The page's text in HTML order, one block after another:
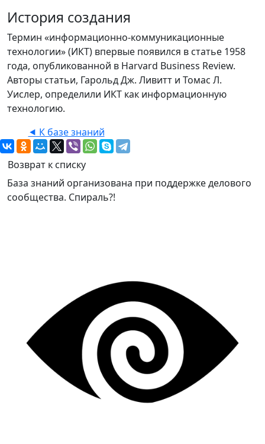
История создания
Термин «информационно-коммуникационные
технологии» (ИКТ) впервые появился в статье 1958
года, опубликованной в Harvard Business Review.
Авторы статьи, Гарольд Дж. Ливитт и Томас Л.
Уислер, определили ИКТ как информационную
технологию.
⯇ К базе знаний
Возврат к списку
База знаний организована при поддержке делового
сообщества. Спираль?!